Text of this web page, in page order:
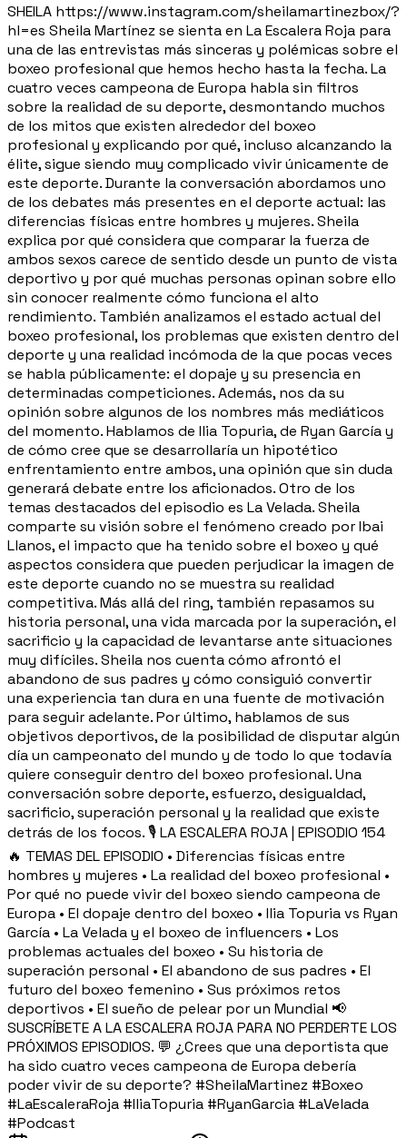
SHEILA https://www.instagram.com/sheilamartinezbox/?
hl=es Sheila Martínez se sienta en La Escalera Roja para
una de las entrevistas más sinceras y polémicas sobre el
boxeo profesional que hemos hecho hasta la fecha. La
cuatro veces campeona de Europa habla sin filtros
sobre la realidad de su deporte, desmontando muchos
de los mitos que existen alrededor del boxeo
profesional y explicando por qué, incluso alcanzando la
élite, sigue siendo muy complicado vivir únicamente de
este deporte. Durante la conversación abordamos uno
de los debates más presentes en el deporte actual: las
diferencias físicas entre hombres y mujeres. Sheila
explica por qué considera que comparar la fuerza de
ambos sexos carece de sentido desde un punto de vista
deportivo y por qué muchas personas opinan sobre ello
sin conocer realmente cómo funciona el alto
rendimiento. También analizamos el estado actual del
boxeo profesional, los problemas que existen dentro del
deporte y una realidad incómoda de la que pocas veces
se habla públicamente: el dopaje y su presencia en
determinadas competiciones. Además, nos da su
opinión sobre algunos de los nombres más mediáticos
del momento. Hablamos de Ilia Topuria, de Ryan García y
de cómo cree que se desarrollaría un hipotético
enfrentamiento entre ambos, una opinión que sin duda
generará debate entre los aficionados. Otro de los
temas destacados del episodio es La Velada. Sheila
comparte su visión sobre el fenómeno creado por Ibai
Llanos, el impacto que ha tenido sobre el boxeo y qué
aspectos considera que pueden perjudicar la imagen de
este deporte cuando no se muestra su realidad
competitiva. Más allá del ring, también repasamos su
historia personal, una vida marcada por la superación, el
sacrificio y la capacidad de levantarse ante situaciones
muy difíciles. Sheila nos cuenta cómo afrontó el
abandono de sus padres y cómo consiguió convertir
una experiencia tan dura en una fuente de motivación
para seguir adelante. Por último, hablamos de sus
objetivos deportivos, de la posibilidad de disputar algún
día un campeonato del mundo y de todo lo que todavía
quiere conseguir dentro del boxeo profesional. Una
conversación sobre deporte, esfuerzo, desigualdad,
sacrificio, superación personal y la realidad que existe
detrás de los focos. 🎙️ LA ESCALERA ROJA | EPISODIO 154
🔥 TEMAS DEL EPISODIO • Diferencias físicas entre
hombres y mujeres • La realidad del boxeo profesional •
Por qué no puede vivir del boxeo siendo campeona de
Europa • El dopaje dentro del boxeo • Ilia Topuria vs Ryan
García • La Velada y el boxeo de influencers • Los
problemas actuales del boxeo • Su historia de
superación personal • El abandono de sus padres • El
futuro del boxeo femenino • Sus próximos retos
deportivos • El sueño de pelear por un Mundial 📢
SUSCRÍBETE A LA ESCALERA ROJA PARA NO PERDERTE LOS
PRÓXIMOS EPISODIOS. 💬 ¿Crees que una deportista que
ha sido cuatro veces campeona de Europa debería
poder vivir de su deporte? #SheilaMartinez #Boxeo
#LaEscaleraRoja #IliaTopuria #RyanGarcia #LaVelada
#Podcast